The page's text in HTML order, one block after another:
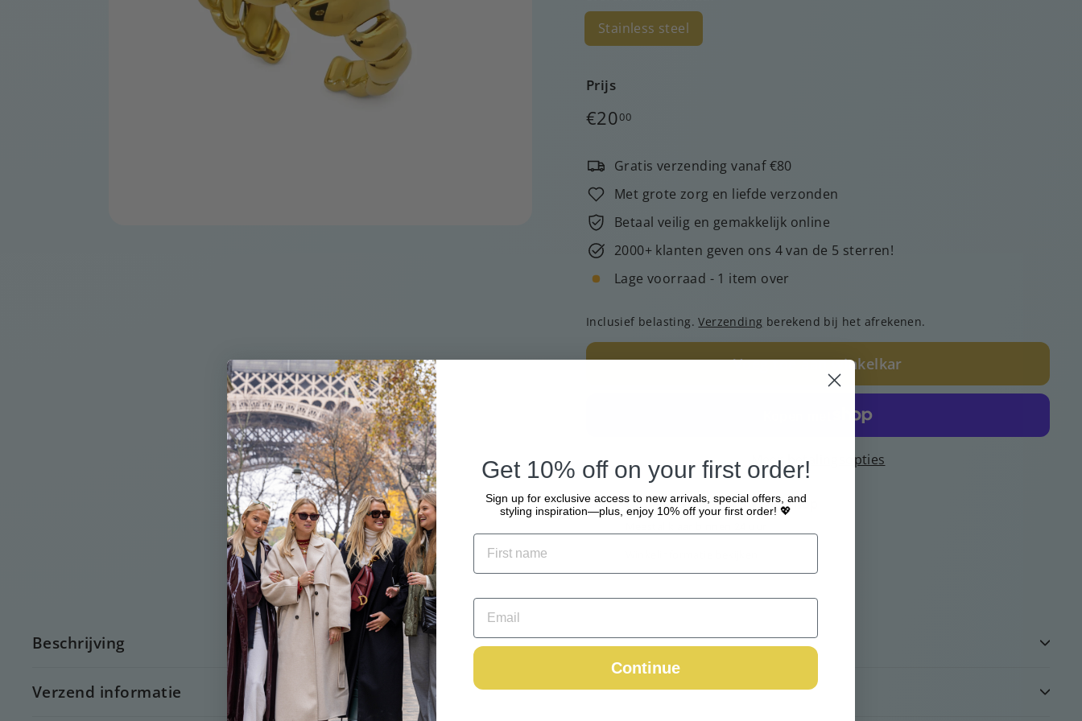
Stainless steel
Prijs
Normale
€2000€20,00
Gratis verzending vanaf €80
Met grote zorg en liefde verzonden
Betaal veilig en gemakkelijk online
2000+ klanten geven ons 4 van de 5 sterren!
Lage voorraad - 1 item over
Inclusief belasting.Verzending berekend bij het afrekenen.
Voeg toe aan winkelkar
Meer betalingsopties
Ophalen mogelijk bijWebshop
Beschrijving
Verzend informatie
Get 10% off on your first order!
Sign up for exclusive access to new arrivals, special offers, and
styling inspiration—plus, enjoy 10% off your first order! 💖
Continue